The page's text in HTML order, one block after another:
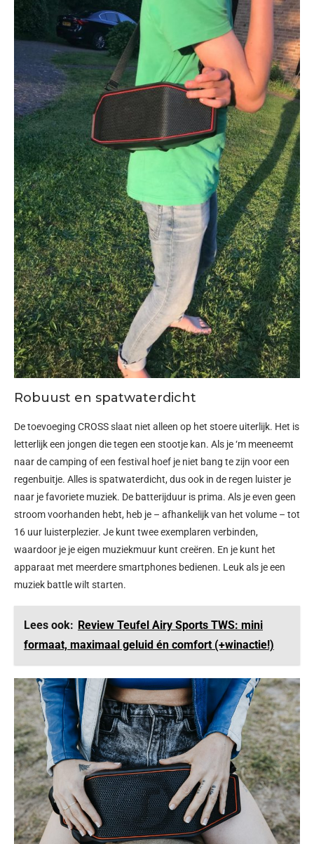
Robuust en spatwaterdicht
De toevoeging CROSS slaat niet alleen op het stoere uiterlijk. Het is
letterlijk een jongen die tegen een stootje kan. Als je ‘m meeneemt
naar de camping of een festival hoef je niet bang te zijn voor een
regenbuitje. Alles is spatwaterdicht, dus ook in de regen luister je
naar je favoriete muziek. De batterijduur is prima. Als je even geen
stroom voorhanden hebt, heb je – afhankelijk van het volume – tot
16 uur luisterplezier. Je kunt twee exemplaren verbinden,
waardoor je je eigen muziekmuur kunt creëren. En je kunt het
apparaat met meerdere smartphones bedienen. Leuk als je een
muziek battle wilt starten.
Lees ook: Review Teufel Airy Sports TWS: mini
formaat, maximaal geluid én comfort (+winactie!)